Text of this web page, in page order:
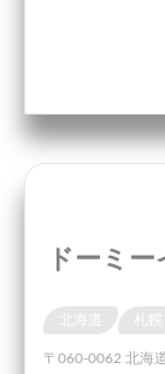
ドーミ
〒060-0062 北海